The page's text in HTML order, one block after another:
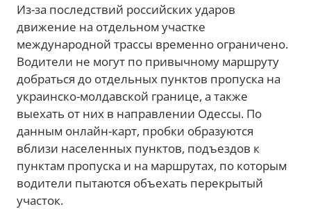
Из-за последствий российских ударов
движение на отдельном участке
международной трассы временно ограничено.
Водители не могут по привычному маршруту
добраться до отдельных пунктов пропуска на
украинско-молдавской границе, а также
выехать от них в направлении Одессы. По
данным онлайн-карт, пробки образуются
вблизи населенных пунктов, подъездов к
пунктам пропуска и на маршрутах, по которым
водители пытаются объехать перекрытый
участок.